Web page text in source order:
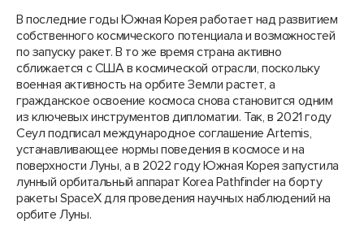
В последние годы Южная Корея работает над развитием
собственного космического потенциала и возможностей
по запуску ракет. В то же время страна активно
сближается с США в космической отрасли, поскольку
военная активность на орбите Земли растет, а
гражданское освоение космоса снова становится одним
из ключевых инструментов дипломатии. Так, в 2021 году
Сеул подписал международное соглашение Artemis,
устанавливающее нормы поведения в космосе и на
поверхности Луны, а в 2022 году Южная Корея запустила
лунный орбитальный аппарат Korea Pathfinder на борту
ракеты SpaceX для проведения научных наблюдений на
орбите Луны.